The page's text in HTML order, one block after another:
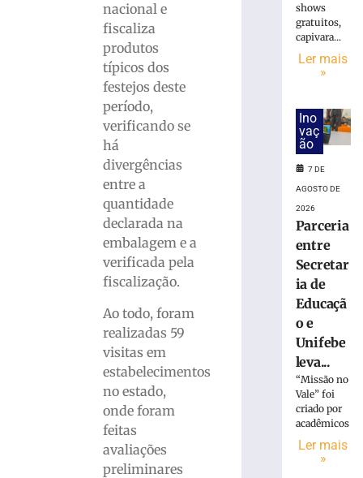
nacional e
fiscaliza
produtos
típicos dos
festejos deste
período,
verificando se
há
divergências
entre a
quantidade
declarada na
embalagem e a
verificada pela
fiscalização.
Ao todo, foram
realizadas 59
visitas em
estabelecimentos
no estado,
onde foram
feitas
avaliações
preliminares
nova
redução,
Copom
Sábado
programação
especial
shows
gratuitos,
capivara...
Ler mais
»
Ino
vaç
ão
7 DE
AGOSTO DE
2026
Parceria
entre
Secretar
ia de
Educaçã
o e
Unifebe
leva...
“Missão no
Vale” foi
criado por
acadêmicos
Ler mais
»